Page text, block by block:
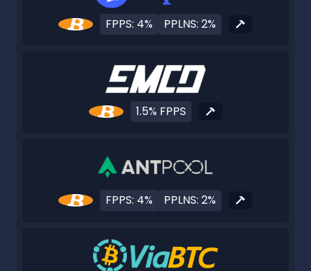
FPPS: 4% PPLNS: 2%
1.5% FPPS
FPPS: 4% PPLNS: 2%